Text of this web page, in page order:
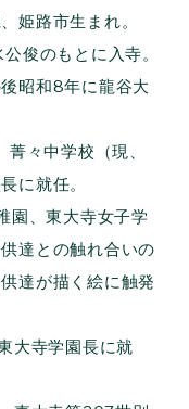
姫路市生まれ。
俊のもとに入寺。
昭和8年に龍谷大
々中学校（現、
に就任。
園、東大寺女子学
達との触れ合いの
達が描く絵に触発
大寺学園長に就